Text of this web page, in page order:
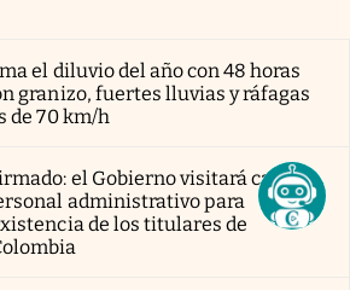
el diluvio del año con 48 horas
granizo, fuertes lluvias y ráfagas
de 70 km/h
el Gobierno visitará casa
administrativo para
de los titulares de